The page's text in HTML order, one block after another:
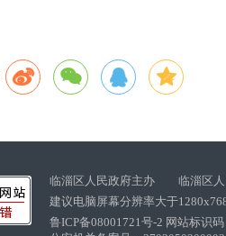
临淄区人民政府主办 临淄区人
建议电脑屏幕分辨率大于
鲁ICP备08001721号-2 网站标识